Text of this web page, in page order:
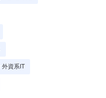
外資系IT